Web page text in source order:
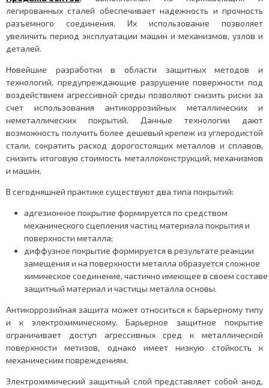
легированных сталей обеспечивает надежность и прочность
разъемного соединения. Их использование позволяет
увеличить период эксплуатации машин и механизмов, узлов и
деталей.
Новейшие разработки в области защитных методов и
технологий, предупреждающие разрушение поверхности под
воздействием агрессивной среды позволяют снизить риски за
счет использования антикоррозийных металлических и
неметаллических покрытий. Данные технологии дают
возможность получить более дешевый крепеж из углеродистой
стали, сократить расход дорогостоящих металлов и сплавов,
снизить итоговую стоимость металлоконструкций, механизмов
и машин.
В сегодняшней практике существуют два типа покрытий:
адгезионное покрытие формируется по средством
механического сцепления частиц материала покрытия и
поверхности металла;
диффузное покрытие формируется в результате реакции
замещения и на поверхности металла образуется сложное
химическое соединение, частично имеющее в своем составе
защитный материал и частицы металла основы.
Антикоррозийная защита может относиться к барьерному типу
и к электрохимическому. Барьерное защитное покрытие
ограничивает доступ агрессивных сред к металлической
поверхности метизов, однако имеет низкую стойкость к
механическим повреждениям.
Электрохимический защитный слой представляет собой анод,